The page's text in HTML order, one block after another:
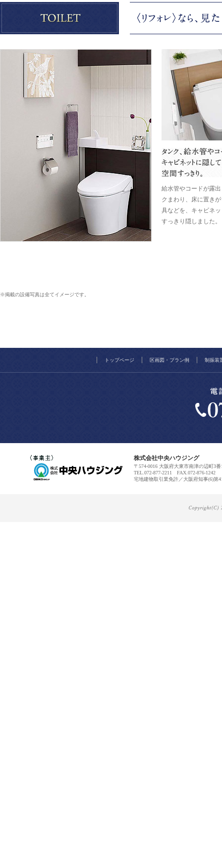
給水管やコードが露
クまわり、床に置き
具などを、キャビネ
すっきり隠しました。
※掲載の設備写真は全てイメージです。
トップページ 区画図・プラン例 制振装
株式会社中央ハウジング
〒574-0016 大阪府大東市南津の辺町3番
TEL.072-877-2211 FAX.072-876-1242
宅地建物取引業免許／大阪府知事(6)第